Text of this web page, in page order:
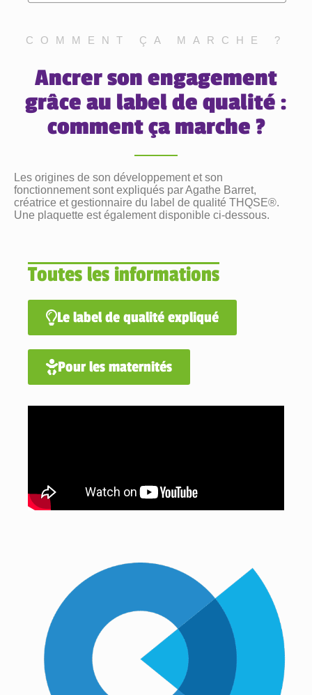
COMMENT ÇA MARCHE ?
Ancrer son engagement
grâce au label de qualité :
comment ça marche ?
Les origines de son développement et son
fonctionnement sont expliqués par Agathe Barret,
créatrice et gestionnaire du label de qualité THQSE®.
Une plaquette est également disponible ci-dessous.
Toutes les informations
Le label de qualité expliqué
Pour les maternités